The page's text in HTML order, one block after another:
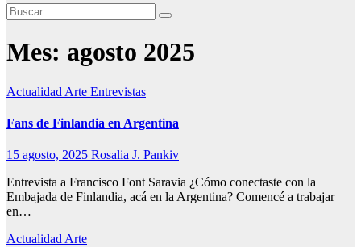
Mes: agosto 2025
Actualidad Arte Entrevistas
Fans de Finlandia en Argentina
15 agosto, 2025 Rosalia J. Pankiv
Entrevista a Francisco Font Saravia ¿Cómo conectaste con la
Embajada de Finlandia, acá en la Argentina? Comencé a trabajar
en…
ActualidadArte